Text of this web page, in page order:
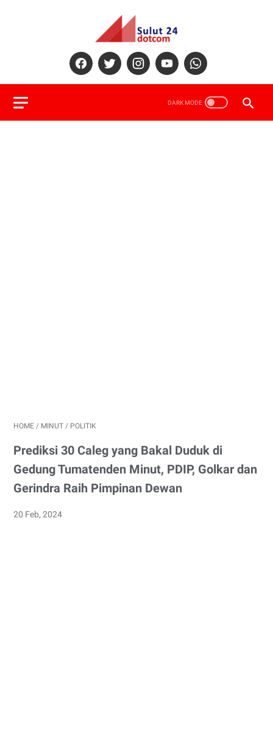
HOME / MINUT / POLITIK
Prediksi 30 Caleg yang Bakal Duduk di
Gedung Tumatenden Minut, PDIP, Golkar dan
Gerindra Raih Pimpinan Dewan
20 Feb, 2024